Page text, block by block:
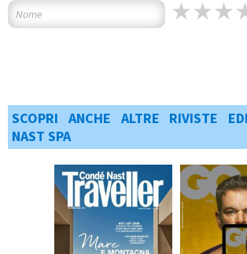
SCOPRI ANCHE ALTRE RIVISTE
NAST SPA